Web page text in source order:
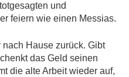
und
feiern wie einen Messias.
Hause zurück. Gibt
das Geld seinen
die alte Arbeit wieder auf,